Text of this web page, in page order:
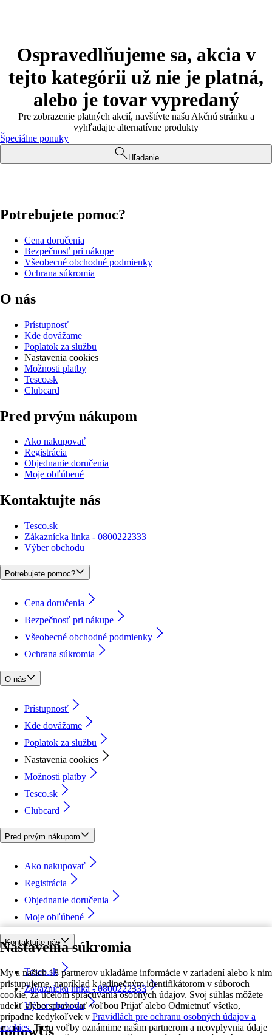
Nastavenia súkromia
My a našich 18 partnerov ukladáme informácie v zariadení alebo k nim
pristupujeme, napríklad k jedinečným identifikátorom v súboroch
cookie, za účelom spracúvania osobných údajov. Svoj súhlas môžete
udeliť alebo spravovať voľbou Prijať alebo Odmietnuť všetko,
prípadne kedykoľvek v Pravidlách pre ochranu osobných údajov a
cookies. Tieto voľby oznámime našim partnerom a neovplyvnia údaje
Ospravedlňujeme sa, akcia v
tejto kategórii už nie je platná,
alebo je tovar vypredaný
Pre zobrazenie platných akcií, navštívte našu Akčnú stránku a
vyhľadajte alternatívne produkty
Špeciálne ponuky
Hľadanie
Potrebujete pomoc?
Cena doručenia
Bezpečnosť pri nákupe
Všeobecné obchodné podmienky
Ochrana súkromia
O nás
Prístupnosť
Kde dovážame
Poplatok za službu
Nastavenia cookies
Možnosti platby
Tesco.sk
Clubcard
Pred prvým nákupom
Ako nakupovať
Registrácia
Objednanie doručenia
Moje obľúbené
Kontaktujte nás
Tesco.sk
Zákaznícka linka - 0800222333
Výber obchodu
Potrebujete pomoc?
Cena doručenia
Bezpečnosť pri nákupe
Všeobecné obchodné podmienky
Ochrana súkromia
O nás
Prístupnosť
Kde dovážame
Poplatok za službu
Nastavenia cookies
Možnosti platby
Tesco.sk
Clubcard
Pred prvým nákupom
Ako nakupovať
Registrácia
Objednanie doručenia
Moje obľúbené
Kontaktujte nás
Tesco.sk
Zákaznícka linka - 0800222333
Výber obchodu
followUs